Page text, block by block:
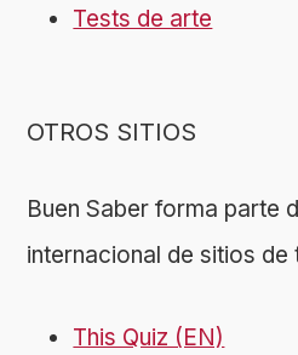
Tests de arte
OTROS SITIOS
Buen Saber forma parte
internacional de sitios
This Quiz (EN)